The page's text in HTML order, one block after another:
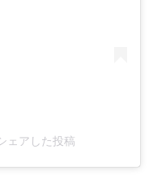
ェアした投稿